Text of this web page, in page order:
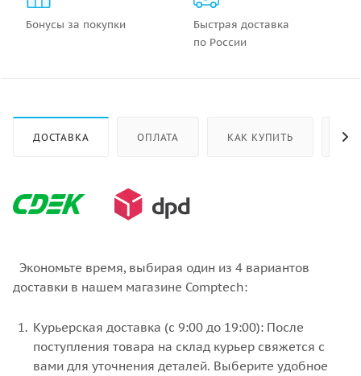
Бонусы за покупки
Быстрая доставка
по России
ДОСТАВКА ОПЛАТА КАК КУПИТЬ
Экономьте время, выбирая один из 4 вариантов
доставки в нашем магазине Comptech:
Курьерская доставка (с 9:00 до 19:00): После
поступления товара на склад курьер свяжется с
вами для уточнения деталей. Выберите удобное